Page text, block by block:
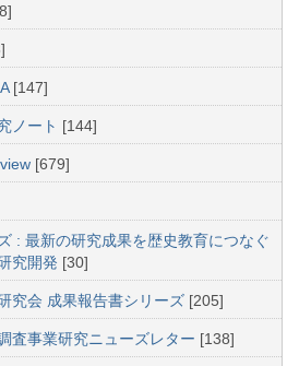
[147]
ノート [144]
[679]
: 最新の研究成果を歴史教育につなぐ
究開発 [30]
究会 成果報告書シリーズ [205]
査事業研究ニューズレター [138]